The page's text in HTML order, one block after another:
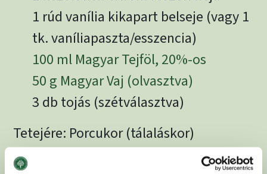
1 rúd vanília kikapart belseje (vagy 1
tk. vaníliapaszta/esszencia)
100 ml Magyar Tejföl, 20%-os
50 g Magyar Vaj (olvasztva)
3 db tojás (szétválasztva)
Tetejére: Porcukor (tálaláskor)